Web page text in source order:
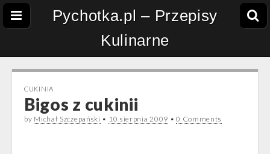
Pychotka.pl – Przepisy
Kulinarne
CUKINIA
Bigos z cukinii
by Michał Szczepański • 10 sierpnia 2009 •0 Comments